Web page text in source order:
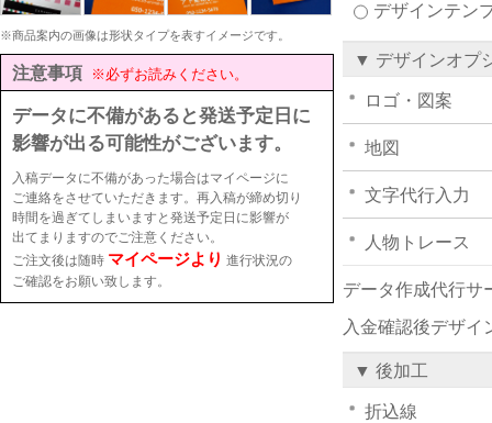
※商品案内の画像は形状タイプを表すイメージです。
注意事項 ※必ずお読みください。
データに不備があると発送予定日に
影響が出る可能性がございます。
入稿データに不備があった場合はマイページに
ご連絡をさせていただきます。再入稿が締め切り
時間を過ぎてしまいますと発送予定日に影響が
出てまりますのでご注意ください。
ご注文後は随時 マイページより 進行状況の
ご確認をお願い致します。
デザインテン
▼ デザインオプ
ロゴ・図案
地図
文字代行入力
人物トレース
データ作成代行サ
入金確認後デザイ
▼ 後加工
折込線